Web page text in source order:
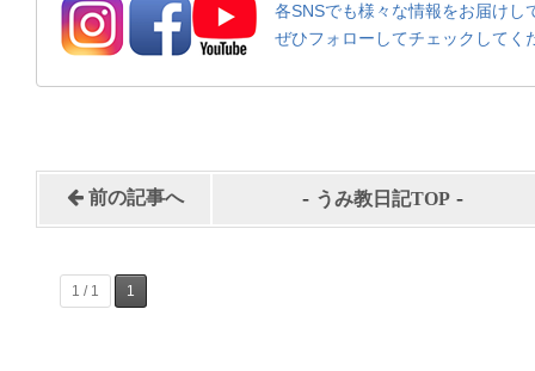
各SNSでも様々な情報をお届けし
ぜひフォローしてチェックしてく
前の記事へ - うみ教日記TOP -
1 / 1 1